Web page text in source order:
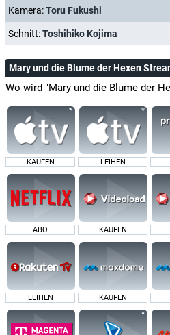
Kamera:Toru Fukushi
Schnitt:Toshihiko Kojima
Mary und die Blume der Hexen
Wo wird "Mary und die Blume der
KAUFEN LEIHEN
ABO KAUFEN
LEIHEN KAUFEN